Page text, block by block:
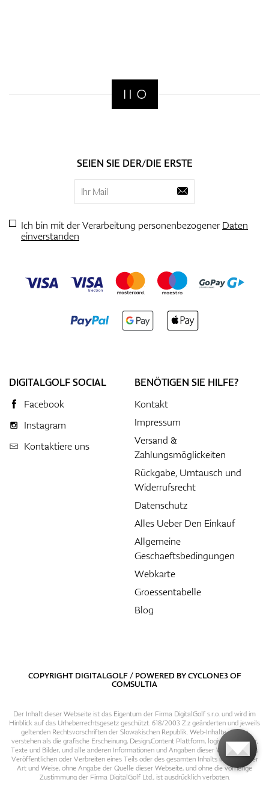
SEIEN SIE DER/DIE ERSTE
Ich bin mit der Verarbeitung personenbezogenerDaten
einverstanden
DIGITALGOLF SOCIAL
Facebook
Instagram
Kontaktiere uns
BENÖTIGEN SIE HILFE?
Kontakt
Impressum
Versand &
Zahlungsmöglickeiten
Rückgabe, Umtausch und
Widerrufsrecht
Datenschutz
Alles Ueber Den Einkauf
Allgemeine
Geschaeftsbedingungen
Webkarte
Groessentabelle
Blog
COPYRIGHT DIGITALGOLF / POWERED BYCYCLONE3OF
COMSULTIA
Der Inhalt dieser Webseite ist das Eigentum der Firma DigitalGolf s.r.o. und wird im
Hinblick auf das Urheberrechtsgesetz geschützt. 618/2003 Z.z geänderten und jeweils
geltenden Rechtsvorschriften der Slowakischen Republik. Web-Inhalte sind zu
verstehen als die grafische Erscheinung, Design,Content Plattform, logische Struktur,
Texte und Bilder, und alle anderen Informationen und Angaben dieser Webseite. Das
Veröffentlichen oder Verbreiten eines Teils oder des gesamten Inhalts in irgendeiner
Art und Weise, ohne Angabe der Quelle dieser Webseite, und ohne die vorherige
Zustimmung der Firma DigitalGolf Ltd., ist ausdrücklich verboten.